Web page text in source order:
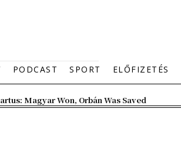
PODCAST SPORT ELŐFIZETÉS
Magyar Won, Orbán Was Saved